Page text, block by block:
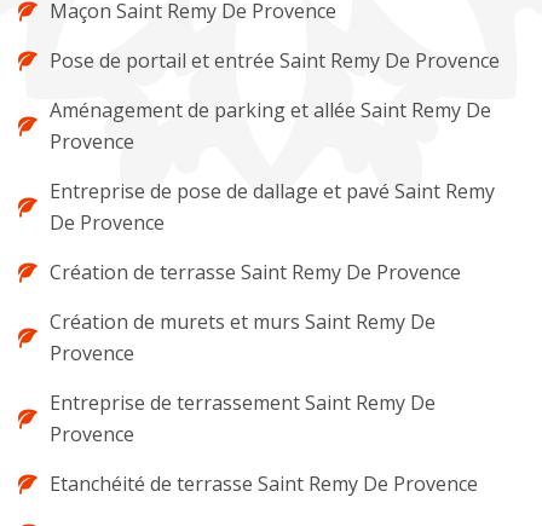
Maçon Saint Remy De Provence
Pose de portail et entrée Saint Remy De Provence
Aménagement de parking et allée Saint Remy De
Provence
Entreprise de pose de dallage et pavé Saint Remy
De Provence
Création de terrasse Saint Remy De Provence
Création de murets et murs Saint Remy De
Provence
Entreprise de terrassement Saint Remy De
Provence
Etanchéité de terrasse Saint Remy De Provence